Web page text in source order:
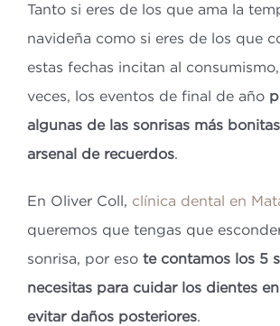
Tanto si eres de los que ama la
navideña como si eres de los que
estas fechas incitan al
veces, los eventos de final de año
algunas de las sonrisas más
arsenal de recuerdos.
En Oliver Coll, clínica dental en
queremos que tengas que
sonrisa, por esote contamos los 5
necesitas para cuidar los dientes
evitar daños posteriores.